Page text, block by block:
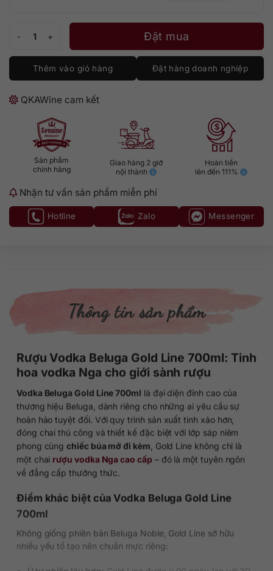
Rượu Vodka Beluga Gold Line 700ml số lượng
Đặt mua
Thêm vào giỏ hàng Đặt hàng doanh nghiệp
QKAWine cam kết
Sản phẩm
chính hãng
Giao hàng 2 giờ
nội thành
Hoàn tiền
lên đến 111%
Nhận tư vấn sản phẩm miễn phí
Hotline Zalo Messenger
Thông tin sản phẩm
Rượu Vodka Beluga Gold Line 700ml: Tinh
hoa vodka Nga cho giới sành rượu
Vodka Beluga Gold Line 700ml là đại diện đỉnh cao của
thương hiệu Beluga, dành riêng cho những ai yêu cầu sự
hoàn hảo tuyệt đối. Với quy trình sản xuất tinh xảo hơn,
đóng chai thủ công và thiết kế đặc biệt với lớp sáp niêm
phong cùngchiếc búa mở đi kèm , Gold Line không chỉ là
một chai rượu vodka Nga cao cấp – đó là một tuyên ngôn
về đẳng cấp thưởng thức.
Điểm khác biệt của Vodka Beluga Gold Line
700ml
Không giống phiên bản Beluga Noble, Gold Line sở hữu
nhiều yếu tố tạo nên chuẩn mực riêng: